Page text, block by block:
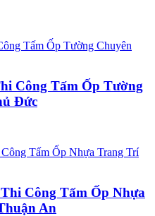
Công Tấm Ốp Tường
Đức
Công Tấm Ốp Nhựa
An